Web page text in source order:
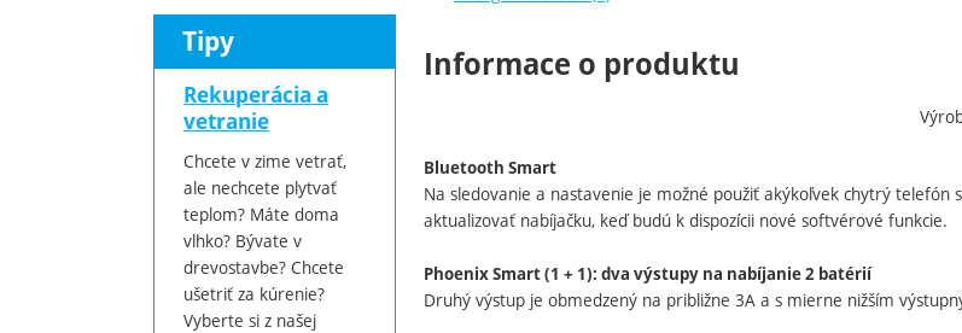
Informace o produktu
Bluetooth Smart
Na sledovanie a nastavenie je možné použiť akýkoľvek chytrý
aktualizovať nabíjačku, keď budú k dispozícii nové softvérové funkcie.
Phoenix Smart (1 + 1): dva výstupy na nabíjanie 2 batérií
Druhý výstup je obmedzený na približne 3A a s mierne nižším
Tipy
Rekuperácia a
vetranie
Chcete v zime vetrať,
ale nechcete plytvať
teplom? Máte doma
vlhko? Bývate v
drevostavbe? Chcete
ušetriť za kúrenie?
Vyberte si z našej